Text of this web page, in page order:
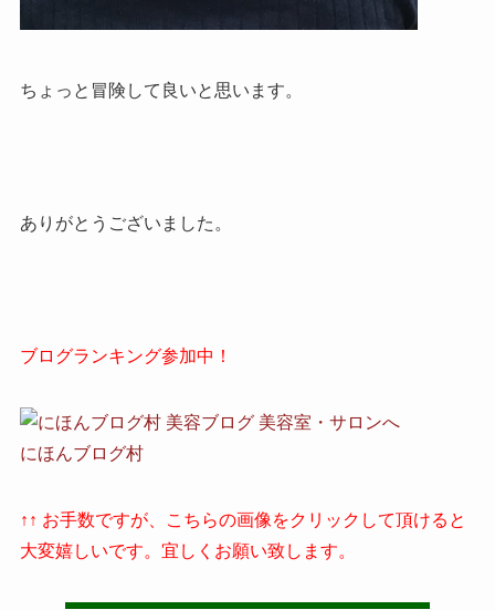
ちょっと冒険して良いと思います。
ありがとうございました。
ブログランキング参加中！
にほんブログ村
↑↑ お手数ですが、こちらの画像をクリックして頂けると
大変嬉しいです。宜しくお願い致します。